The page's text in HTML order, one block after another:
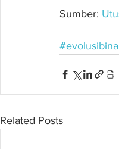
Sumber:
#evolusibina
Related Posts